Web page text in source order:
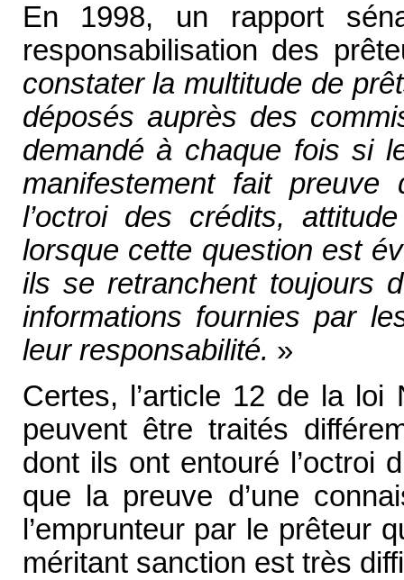
En 1998, un rapport
responsabilisation des
constater la multitude de
déposés auprès des
demandé à chaque fois si
manifestement fait preuve
l’octroi des crédits,
lorsque cette question est
ils se retranchent toujours
informations fournies par
leur responsabilité. »
Certes, l’article 12 de la
peuvent être traités
dont ils ont entouré l’octroi
que la preuve d’une
l’emprunteur par le prêteur
méritant sanction est très